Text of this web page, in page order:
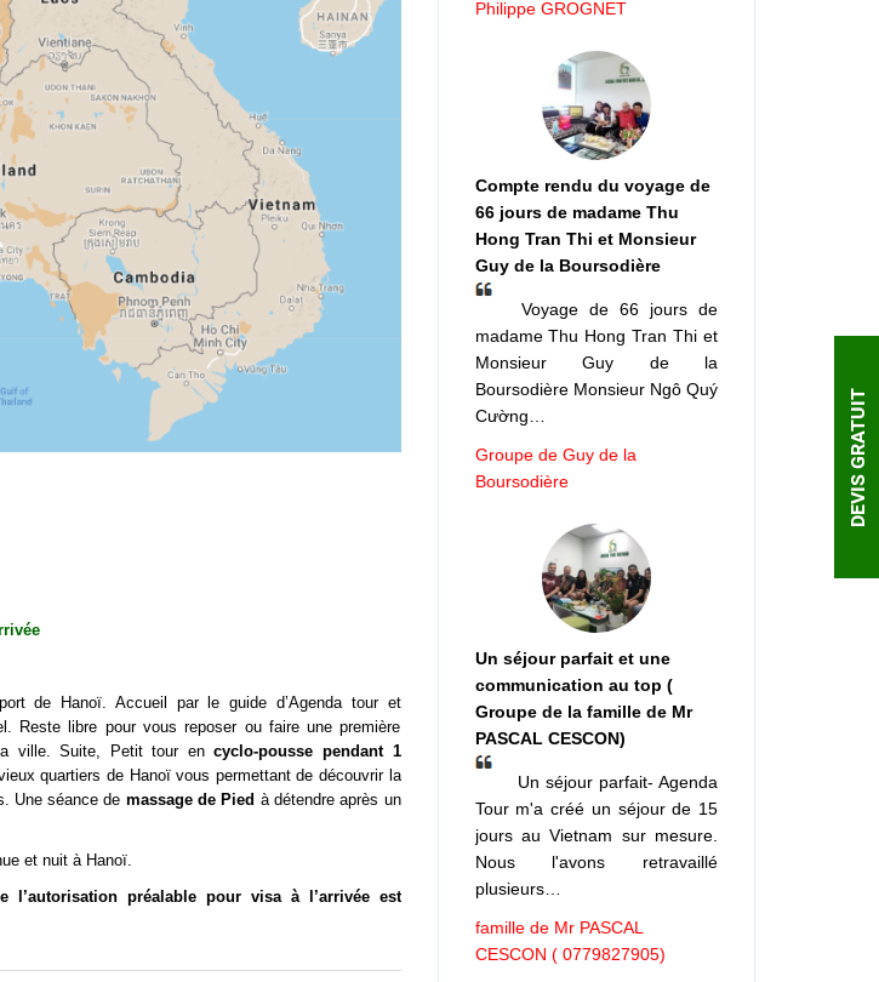
de Hanoï. Accueil par le guide d’Agenda tour et
Reste libre pour vous reposer ou faire une première
ville. Suite, Petit tour encyclo-pousse pendant 1
quartiers de Hanoï vous permettant de découvrir la
Une séance de massage de Pied à détendre après un
et nuit à Hanoï.
l’autorisation préalable pour visa à l’arrivée est
Philippe GROGNET
Compte rendu du voyage de
66 jours de madame Thu
Hong Tran Thi et Monsieur
Guy de la Boursodière
Voyage de 66 jours de
madame Thu Hong Tran Thi et
Monsieur Guy de la
Boursodière Monsieur Ngô Quý
Cường…
Groupe de Guy de la
Boursodière
Un séjour parfait et une
communication au top (
Groupe de la famille de Mr
PASCAL CESCON)
Un séjour parfait- Agenda
Tour m'a créé un séjour de 15
jours au Vietnam sur mesure.
Nous l'avons retravaillé
plusieurs…
famille de Mr PASCAL
CESCON ( 0779827905)
DEVIS GRATUIT